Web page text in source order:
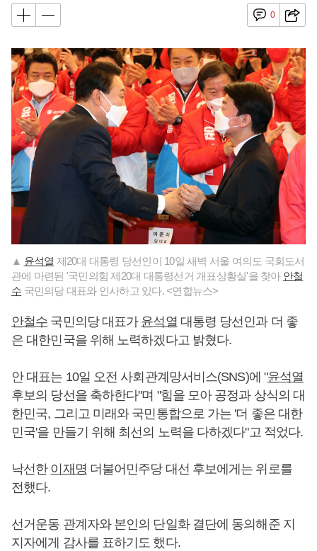
0
▲ 윤석열 제20대 대통령 당선인이 10일 새벽 서울 여의도 국회도서
관에 마련된 '국민의힘 제20대 대통령선거 개표상황실'을 찾아 안철
수 국민의당 대표와 인사하고 있다. <연합뉴스>
안철수 국민의당 대표가 윤석열 대통령 당선인과 더 좋
은 대한민국을 위해 노력하겠다고 밝혔다.
안 대표는 10일 오전 사회관계망서비스(SNS)에 "윤석열
후보의 당선을 축하한다"며 "힘을 모아 공정과 상식의 대
한민국, 그리고 미래와 국민통합으로 가는 '더 좋은 대한
민국'을 만들기 위해 최선의 노력을 다하겠다"고 적었다.
낙선한 이재명 더불어민주당 대선 후보에게는 위로를
전했다.
선거운동 관계자와 본인의 단일화 결단에 동의해준 지
지자에게 감사를 표하기도 했다.